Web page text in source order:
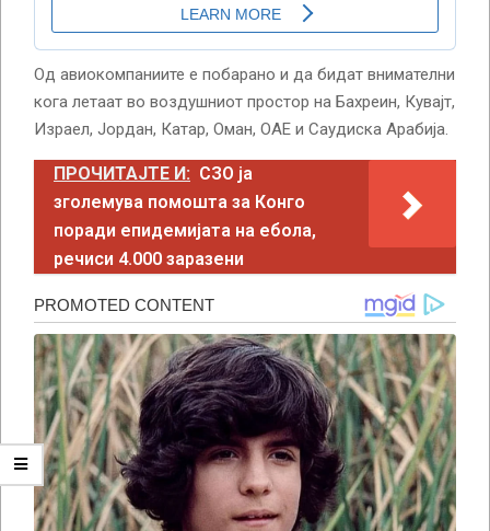
Од авиокомпаниите е побарано и да бидат внимателни
кога летаат во воздушниот простор на Бахреин, Кувајт,
Израел, Јордан, Катар, Оман, ОАЕ и Саудиска Арабија.
ПРОЧИТАЈТЕ И: СЗО ја
зголемува помошта за Конго
поради епидемијата на ебола,
речиси 4.000 заразени